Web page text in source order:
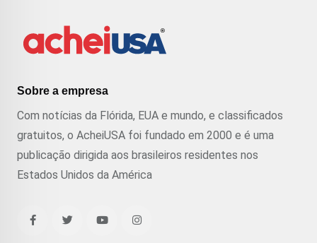
Sobre a empresa
Com notícias da Flórida, EUA e mundo, e classificados
gratuitos, o AcheiUSA foi fundado em 2000 e é uma
publicação dirigida aos brasileiros residentes nos
Estados Unidos da América